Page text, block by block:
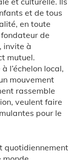
et de tous
en toute
de
invite à
mutuel.
l’échelon local,
mouvement
rassemble
veulent faire
pour le
quotidiennement